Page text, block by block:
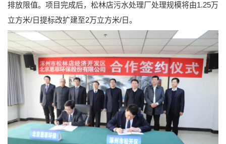
排放限值。项目完成后，松林店污水处理厂处理规模将由1.25万
立方米/日提标改扩建至2万立方米/日。